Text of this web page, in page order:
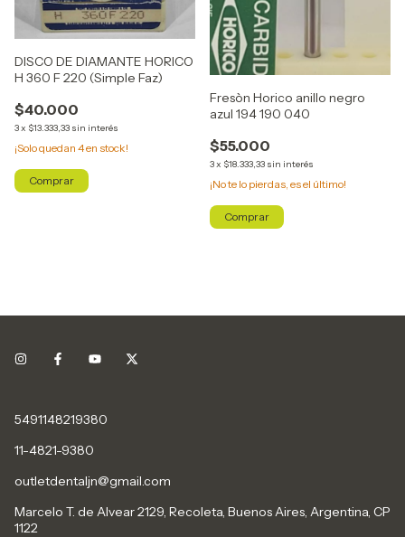
DISCO DE DIAMANTE HORICO
H 360 F 220 (Simple Faz)
$40.000
3x $13.333,33 sin interés
¡Solo quedan 4en stock!
Fresòn Horico anillo negro
azul 194 190 040
$55.000
3x $18.333,33 sin interés
¡No te lo pierdas, es el último!
5491148219380
11-4821-9380
outletdentaljn@gmail.com
Marcelo T. de Alvear 2129, Recoleta, Buenos Aires, Argentina, CP
1122